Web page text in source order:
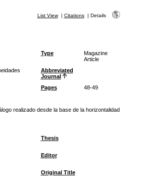
List View| Citations| Details
Type
Magazine
Article
Abbreviated
Journal
Pages
48-49
realizado desde la base de la horizontalidad
Thesis
Editor
Original Title